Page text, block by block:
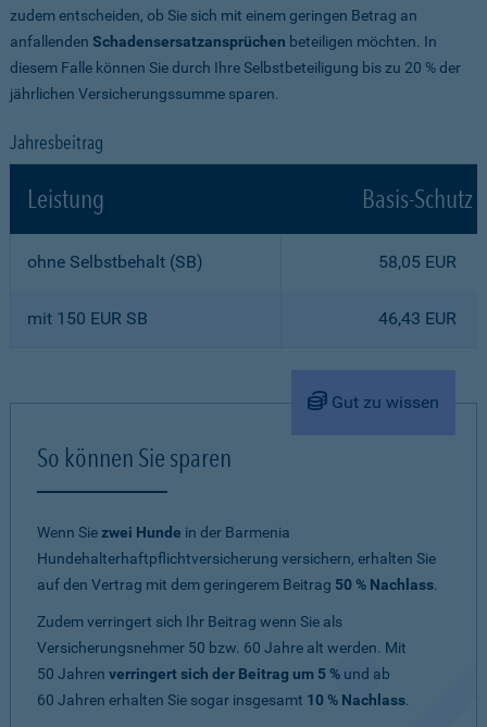
zudem entscheiden, ob Sie sich mit einem geringen Betrag an
anfallenden Schadensersatzansprüchen beteiligen möchten. In
diesem Falle können Sie durch Ihre Selbstbeteiligung bis zu 20 % der
jährlichen Versicherungssumme sparen.
Jahresbeitrag
Leistung Basis-Schutz
ohne Selbstbehalt (SB) 58,05 EUR
mit 150 EUR SB 46,43 EUR
Gut zu wissen
So können Sie sparen
Wenn Siezwei Hunde in der Barmenia
Hundehalterhaftpflichtversicherung versichern, erhalten Sie
auf den Vertrag mit dem geringerem Beitrag 50 % Nachlass.
Zudem verringert sich Ihr Beitrag wenn Sie als
Versicherungsnehmer 50 bzw. 60 Jahre alt werden. Mit
50 Jahren verringert sich der Beitrag um 5 % und ab
60 Jahren erhalten Sie sogar insgesamt 10 % Nachlass.